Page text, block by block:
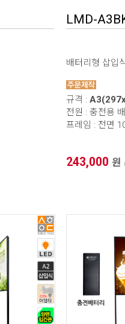
LMD-
배터리형 삽입
규격 :
전원 : 충전용
프레임 : 전면
243,000 원